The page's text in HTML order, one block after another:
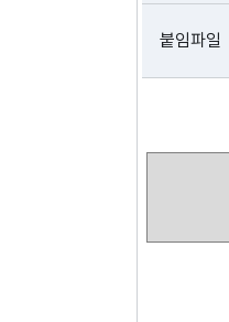
붙임파일